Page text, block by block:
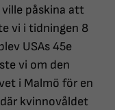
påskina att
vi i tidningen 8
USAs 45e
vi om den
i Malmö för en
kvinnovåldet